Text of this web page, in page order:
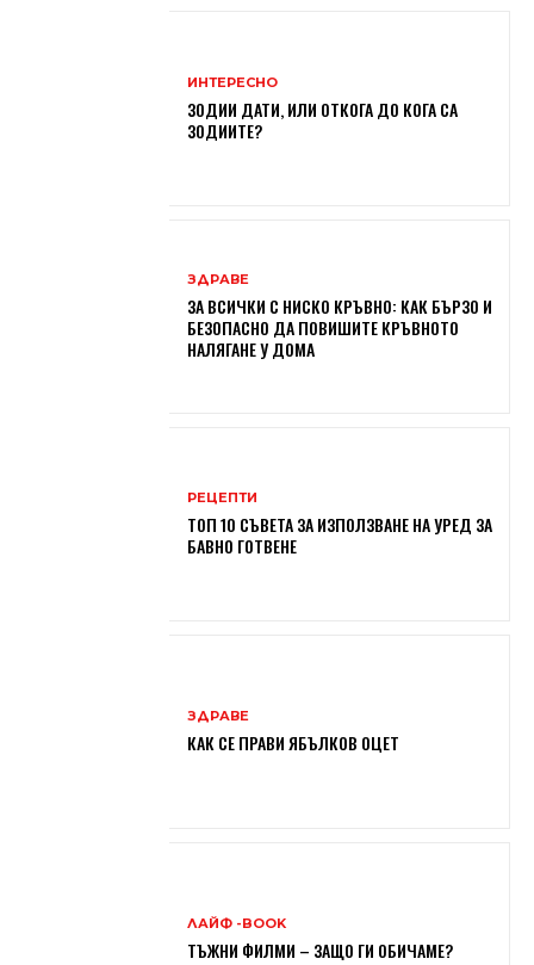
ИНТЕРЕСНО
ЗОДИИ ДАТИ, ИЛИ ОТКОГА ДО КОГА СА
ЗОДИИТЕ?
ЗДРАВЕ
ЗА ВСИЧКИ С НИСКО КРЪВНО: КАК БЪРЗО И
БЕЗОПАСНО ДА ПОВИШИТЕ КРЪВНОТО
НАЛЯГАНЕ У ДОМА
РЕЦЕПТИ
ТОП 10 СЪВЕТА ЗА ИЗПОЛЗВАНЕ НА УРЕД ЗА
БАВНО ГОТВЕНЕ
ЗДРАВЕ
КАК СЕ ПРАВИ ЯБЪЛКОВ ОЦЕТ
ЛАЙФ -BOOK
ТЪЖНИ ФИЛМИ – ЗАЩО ГИ ОБИЧАМЕ?